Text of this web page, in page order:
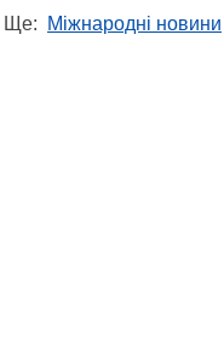
Ще: Міжнародні новини